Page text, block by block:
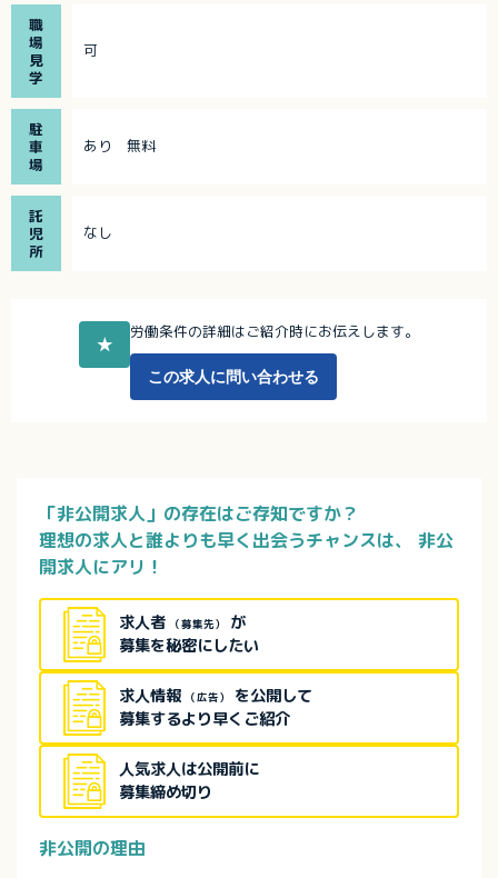
職
場
見
学
可
駐
車
場
あり 無料
託
児
所
なし
★
労働条件の詳細はご紹介時にお伝えします。
この求人に問い合わせる
「非公開求人」の存在はご存知ですか？
理想の求人と誰よりも早く出会うチャンスは、
非公
開求人にアリ！
求人者 （募集先）
が
募集を秘密にしたい
求人情報 （広告）
を公開して
募集するより早くご紹介
人気求人は公開前に
募集締め切り
非公開の理由